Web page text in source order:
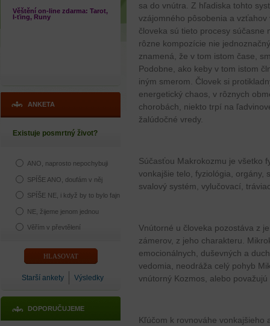
Věštění on-line zdarma: Tarot,
I-ťing, Runy
ANKETA
Existuje posmrtný život?
ANO, naprosto nepochybuji
SPÍŠE ANO, doufám v něj
SPÍŠE NE, i když by to bylo fajn
NE, žijeme jenom jednou
Věřím v převtělení
Starší ankety Výsledky
DOPORUČUJEME
sa do vnútra. Z hľadiska tohto
vzájomného pôsobenia a
človeka sú tieto procesy súčasne
rôzne kompozície nie
znamená, že v tom istom čase,
Podobne, ako keby v tom istom
iným smerom. Človek si
energetický chaos, v rôznych
chorobách, niekto trpí na
žalúdočné vredy.
Súčasťou Makrokozmu je všetko
vonkajšie telo, fyziológia, orgány,
svalový systém, vylučovací,
Vnútorné u človeka pozostáva z
zámerov, z jeho charakteru.
emocionálnych, duševných a
vedomia, neodráža celý pohyb
vnútorný Kozmos, alebo
Kľúčom k rovnováhe vonkajšieho